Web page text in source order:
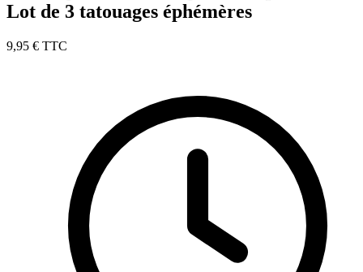
Lot de 3 tatouages éphémères
9,95 € TTC